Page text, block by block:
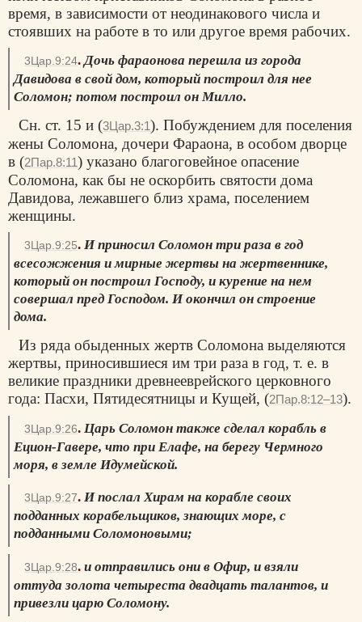
время, в зависимости от неодинакового числа и
стоявших на работе в то или другое время рабочих.
3Цар.9:24. Дочь фараонова перешла из города
Давидова в свой дом, который построил для нее
Соломон; потом построил он Милло.
Сн. ст. 15 и (3Цар.3:1). Побуждением для поселения
жены Соломона, дочери Фараона, в особом дворце
в (2Пар.8:11) указано благоговейное опасение
Соломона, как бы не оскорбить святости дома
Давидова, лежавшего близ храма, поселением
женщины.
3Цар.9:25. И приносил Соломон три раза в год
всесожжения и мирные жертвы на жертвеннике,
который он построил Господу, и курение на нем
совершал пред Господом. И окончил он строение
дома.
Из ряда обыденных жертв Соломона выделяются
жертвы, приносившиеся им три раза в год, т. е. в
великие праздники древнееврейского церковного
года: Пасхи, Пятидесятницы и Кущей, (2Пар.8:12–13).
3Цар.9:26. Царь Соломон также сделал корабль в
Ецион-Гавере, что при Елафе, на берегу Чермного
моря, в земле Идумейской.
3Цар.9:27. И послал Хирам на корабле своих
подданных корабельщиков, знающих море, с
подданными Соломоновыми;
3Цар.9:28. и отправились они в Офир, и взяли
оттуда золота четыреста двадцать талантов, и
привезли царю Соломону.